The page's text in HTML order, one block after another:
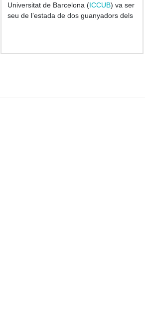
Universitat de Barcelona (ICCUB) va ser
seu de l’estada de dos guanyadors dels